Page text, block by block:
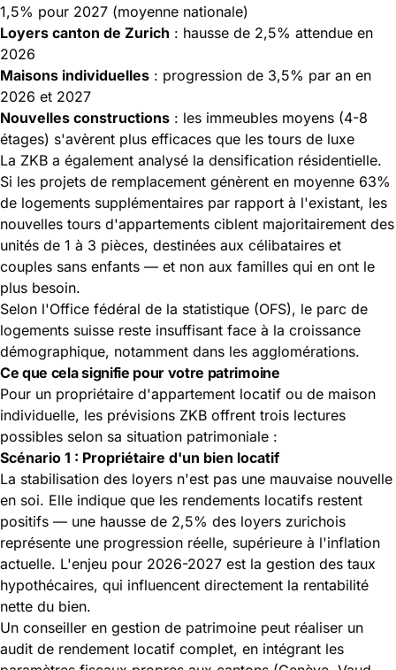
1,5% pour 2027 (moyenne nationale)
Loyers canton de Zurich : hausse de 2,5% attendue en
2026
Maisons individuelles : progression de 3,5% par an en
2026 et 2027
Nouvelles constructions : les immeubles moyens (4-8
étages) s'avèrent plus efficaces que les tours de luxe
La ZKB a également analysé la densification résidentielle.
Si les projets de remplacement génèrent en moyenne 63%
de logements supplémentaires par rapport à l'existant, les
nouvelles tours d'appartements ciblent majoritairement des
unités de 1 à 3 pièces, destinées aux célibataires et
couples sans enfants — et non aux familles qui en ont le
plus besoin.
Selon l'Office fédéral de la statistique (OFS), le parc de
logements suisse reste insuffisant face à la croissance
démographique, notamment dans les agglomérations.
Ce que cela signifie pour votre patrimoine
Pour un propriétaire d'appartement locatif ou de maison
individuelle, les prévisions ZKB offrent trois lectures
possibles selon sa situation patrimoniale :
Scénario 1 : Propriétaire d'un bien locatif
La stabilisation des loyers n'est pas une mauvaise nouvelle
en soi. Elle indique que les rendements locatifs restent
positifs — une hausse de 2,5% des loyers zurichois
représente une progression réelle, supérieure à l'inflation
actuelle. L'enjeu pour 2026-2027 est la gestion des taux
hypothécaires, qui influencent directement la rentabilité
nette du bien.
Un conseiller en gestion de patrimoine peut réaliser un
audit de rendement locatif complet, en intégrant les